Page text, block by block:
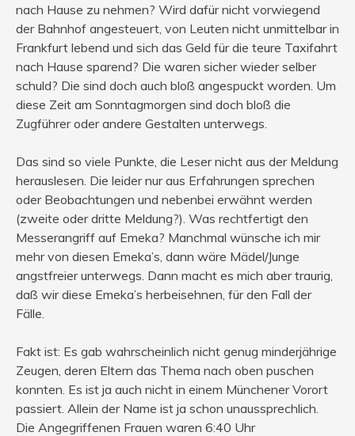
nach Hause zu nehmen? Wird dafür nicht vorwiegend
der Bahnhof angesteuert, von Leuten nicht unmittelbar in
Frankfurt lebend und sich das Geld für die teure Taxifahrt
nach Hause sparend? Die waren sicher wieder selber
schuld? Die sind doch auch bloß angespuckt worden. Um
diese Zeit am Sonntagmorgen sind doch bloß die
Zugführer oder andere Gestalten unterwegs.
Das sind so viele Punkte, die Leser nicht aus der Meldung
herauslesen. Die leider nur aus Erfahrungen sprechen
oder Beobachtungen und nebenbei erwähnt werden
(zweite oder dritte Meldung?). Was rechtfertigt den
Messerangriff auf Emeka? Manchmal wünsche ich mir
mehr von diesen Emeka’s, dann wäre Mädel/Junge
angstfreier unterwegs. Dann macht es mich aber traurig,
daß wir diese Emeka’s herbeisehnen, für den Fall der
Fälle.
Fakt ist: Es gab wahrscheinlich nicht genug minderjährige
Zeugen, deren Eltern das Thema nach oben puschen
konnten. Es ist ja auch nicht in einem Münchener Vorort
passiert. Allein der Name ist ja schon unaussprechlich.
Die Angegriffenen Frauen waren 6:40 Uhr